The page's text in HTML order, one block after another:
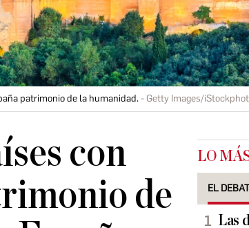
patrimonio de la humanidad. Getty Images/
con
de
LO
EL
Las